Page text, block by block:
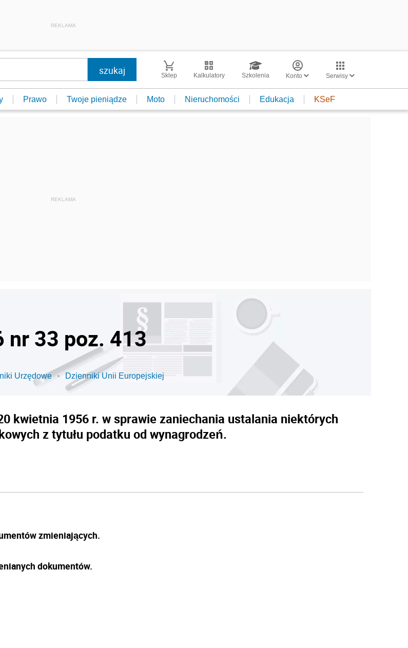
REKLAMA
Sklep Kalkulatory Szkolenia Konto Serwisy
Prawo Twoje pieniądze Moto Nieruchomości Edukacja KSeF
nr 33 poz. 413
Urzędowe Dzienniki Unii Europejskiej
kwietnia 1956 r. w sprawie zaniechania ustalania niektórych
z tytułu podatku od wynagrodzeń.
zmieniających.
dokumentów.